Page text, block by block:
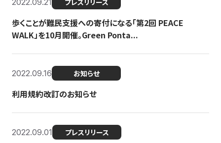
2022.09.21 プレスリリース
歩くことが難民支援への寄付になる「第2回 PEACE
WALK」を10月開催。Green Ponta...
2022.09.16 お知らせ
利用規約改訂のお知らせ
2022.09.01 プレスリリース